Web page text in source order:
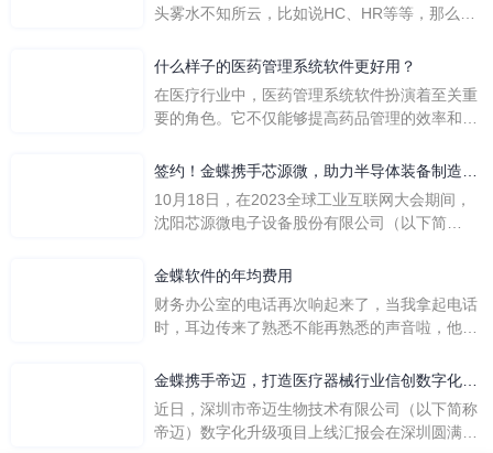
头雾水不知所云，比如说HC、HR等等，那么它
么呢？
什么样子的医药管理系统软件更好用？
在医疗行业中，医药管理系统软件扮演着至关重
要的角色。它不仅能够提高药品管理的效率和准
一个好用的医药管理系统软件应具备以下特点。
地进行操作。 复杂的
签约！金蝶携手芯源微，助力半导体装备制造领
先企业迈向世界
10月18日，在2023全球工业互联网大会期间，
沈阳芯源微电子设备股份有限公司（以下简
下简称“金蝶”）在辽宁沈阳签署战略合作协议。
营管控平台，从而实现公司产研一体化、业财一
体化，提升公司整体业务水平。
金蝶软件的年均费用
财务办公室的电话再次响起来了，当我拿起电话
时，耳边传来了熟悉不能再熟悉的声音啦，他就
软件过程中遇到任何问题，我都可以获得金蝶服
一年的使用时间已经到了。我们公司用的是金蝶
KIS系列的标准版，一年的服务费是1000元/年。
金蝶携手帝迈，打造医疗器械行业信创数字化标
杆
近日，深圳市帝迈生物技术有限公司（以下简称
帝迈）数字化升级项目上线汇报会在深圳圆满召